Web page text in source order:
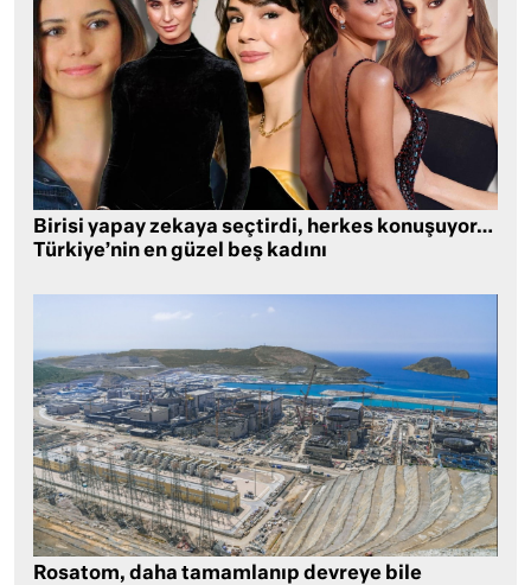
Birisi yapay zekaya seçtirdi, herkes konuşuyor…
Türkiye’nin en güzel beş kadını
Rosatom, daha tamamlanıp devreye bile